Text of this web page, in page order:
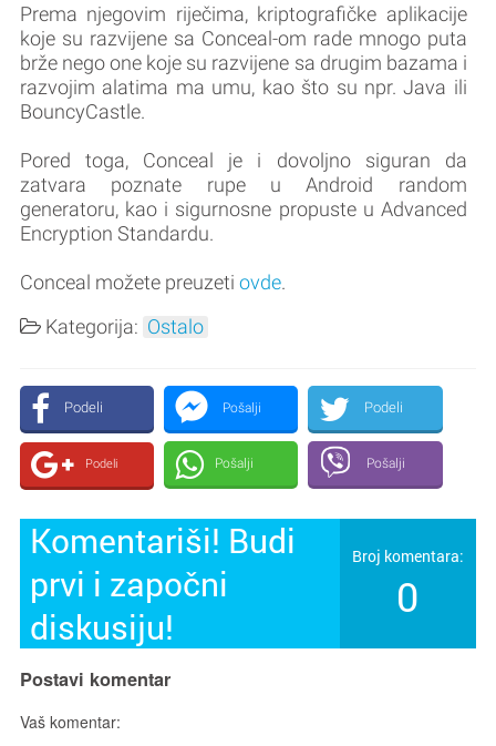
Prema njegovim riječima, kriptografičke aplikacije
koje su razvijene sa Conceal-om rade mnogo puta
brže nego one koje su razvijene sa drugim bazama i
razvojim alatima ma umu, kao što su npr. Java ili
BouncyCastle.
Pored toga, Conceal je i dovoljno siguran da
zatvara poznate rupe u Android random
generatoru, kao i sigurnosne propuste u Advanced
Encryption Standardu.
Conceal možete preuzeti ovde.
Kategorija: Ostalo
Podeli Pošalji Podeli
Podeli Pošalji Pošalji
Komentariši! Budi
prvi i započni
diskusiju!
Broj komentara:
0
Postavi komentar
Vaš komentar: